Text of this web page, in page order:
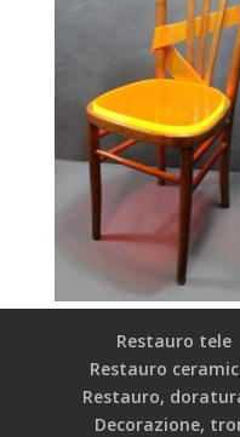
Restauro tele
Restauro
Restauro,
Decorazione,